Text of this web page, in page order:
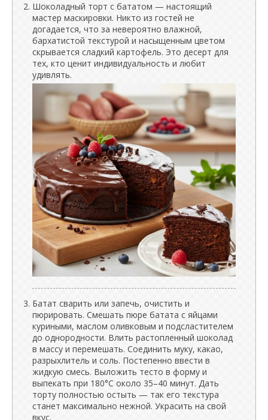
Шоколадный торт с бататом — настоящий
мастер маскировки. Никто из гостей не
догадается, что за невероятно влажной,
бархатистой текстурой и насыщенным цветом
скрывается сладкий картофель. Это десерт для
тех, кто ценит индивидуальность и любит
удивлять.
Батат сварить или запечь, очистить и
пюрировать. Смешать пюре батата с яйцами
куриными, маслом оливковым и подсластителем
до однородности. Влить растопленный шоколад
в массу и перемешать. Соединить муку, какао,
разрыхлитель и соль. Постепенно ввести в
жидкую смесь. Выложить тесто в форму и
выпекать при 180°C около 35–40 минут. Дать
торту полностью остыть — так его текстура
станет максимально нежной. Украсить на свой
вкус.